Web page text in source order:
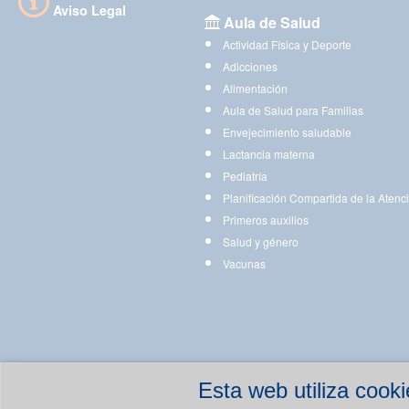
Esta web utiliza
Aviso Legal
Aula de Salud
Actividad Física y Deporte
Adicciones
Alimentación
Aula de Salud para Familias
Envejecimiento saludable
Lactancia materna
Pediatría
Planificación Compartida de la
Primeros auxilios
Salud y género
Vacunas